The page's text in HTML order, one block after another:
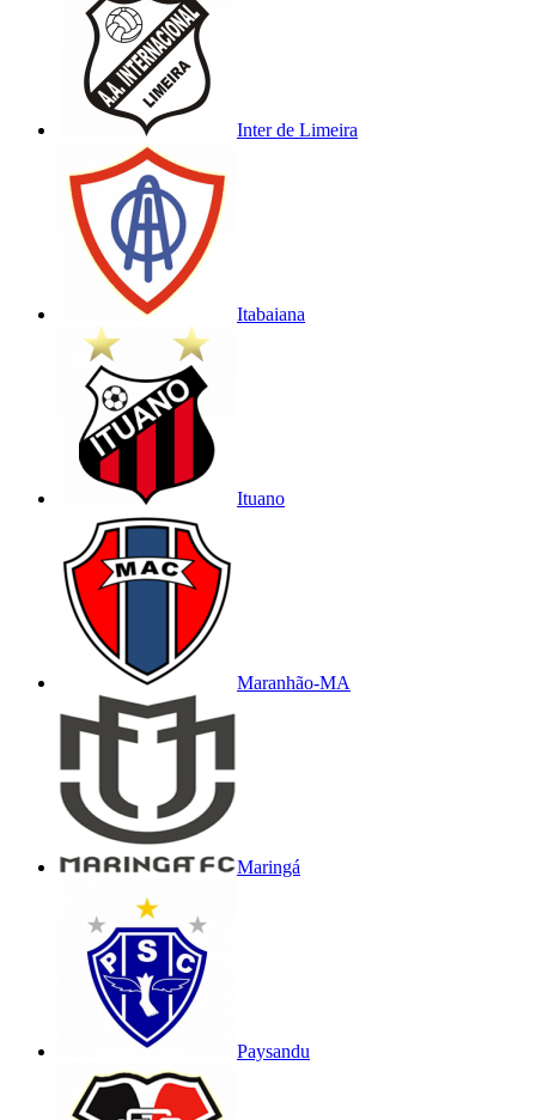
Inter de Limeira
Itabaiana
Ituano
Maranhão-MA
Maringá
Paysandu